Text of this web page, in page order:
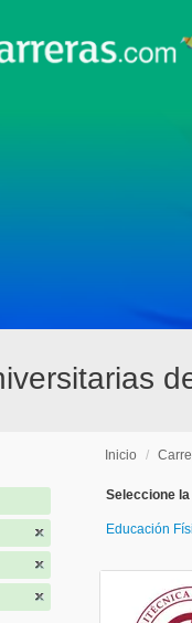
Inicio /
Seleccione
Educación